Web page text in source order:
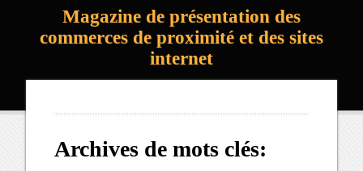
Magazine de présentation des
commerces de proximité et des sites
internet
Archives de mots clés: